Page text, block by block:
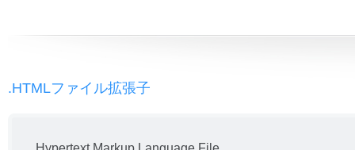
.HTMLファイル拡張子